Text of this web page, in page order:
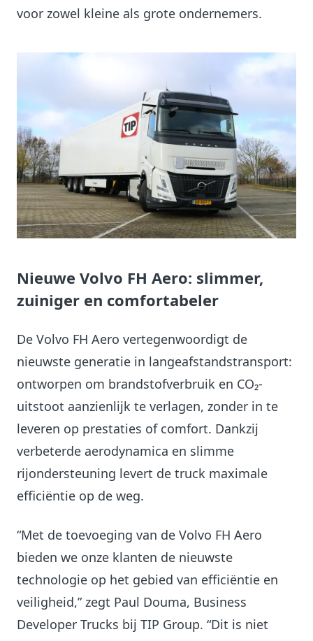
voor zowel kleine als grote ondernemers.
Nieuwe Volvo FH Aero: slimmer,
zuiniger en comfortabeler
De Volvo FH Aero vertegenwoordigt de
nieuwste generatie in langeafstandstransport:
ontworpen om brandstofverbruik en CO₂-
uitstoot aanzienlijk te verlagen, zonder in te
leveren op prestaties of comfort. Dankzij
verbeterde aerodynamica en slimme
rijondersteuning levert de truck maximale
efficiëntie op de weg.
“Met de toevoeging van de Volvo FH Aero
bieden we onze klanten de nieuwste
technologie op het gebied van efficiëntie en
veiligheid,” zegt Paul Douma, Business
Developer Trucks bij TIP Group. “Dit is niet